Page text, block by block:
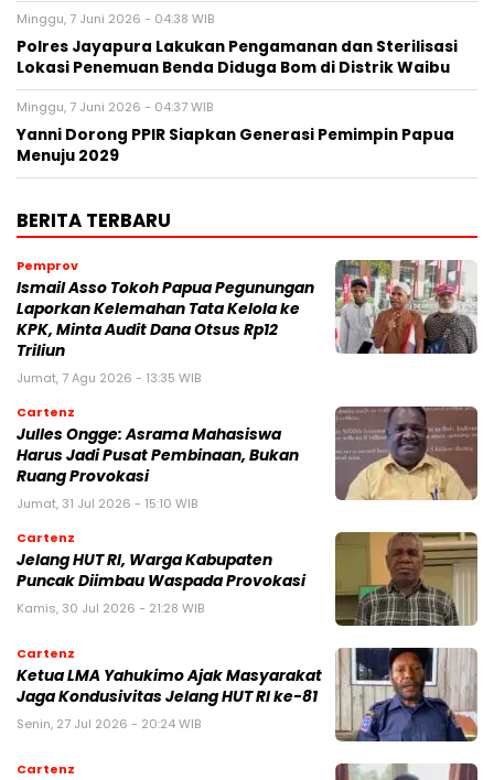
Minggu, 7 Juni 2026 - 04:38 WIB
Polres Jayapura Lakukan Pengamanan dan Sterilisasi
Lokasi Penemuan Benda Diduga Bom di Distrik Waibu
Minggu, 7 Juni 2026 - 04:37 WIB
Yanni Dorong PPIR Siapkan Generasi Pemimpin Papua
Menuju 2029
BERITA TERBARU
Pemprov
Ismail Asso Tokoh Papua Pegunungan
Laporkan Kelemahan Tata Kelola ke
KPK, Minta Audit Dana Otsus Rp12
Triliun
Jumat, 7 Agu 2026 - 13:35 WIB
Cartenz
Julles Ongge: Asrama Mahasiswa
Harus Jadi Pusat Pembinaan, Bukan
Ruang Provokasi
Jumat, 31 Jul 2026 - 15:10 WIB
Cartenz
Jelang HUT RI, Warga Kabupaten
Puncak Diimbau Waspada Provokasi
Kamis, 30 Jul 2026 - 21:28 WIB
Cartenz
Ketua LMA Yahukimo Ajak Masyarakat
Jaga Kondusivitas Jelang HUT RI ke-81
Senin, 27 Jul 2026 - 20:24 WIB
Cartenz